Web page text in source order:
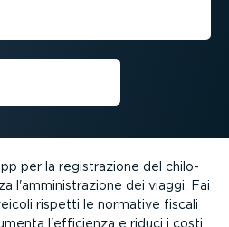
per la registra­zione del chilo­
l'ammini­stra­zione dei viaggi. Fai
rispetti le normative fiscali
l'efficienza e riduci i costi